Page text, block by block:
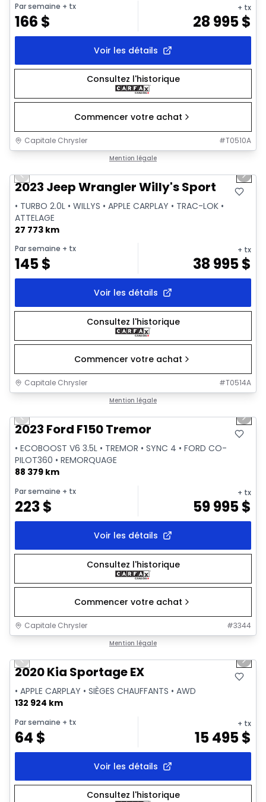
Par semaine + tx
166 $
+ tx
28 995$
Voir les détails
Consultez l'historique
Commencer votre achat
Capitale Chrysler #T0510A
Mention légale
Previous slide Next
2023 Jeep Wrangler Willy's Sport
• TURBO 2.0L • WILLYS • APPLE CARPLAY • TRAC-LOK •
ATTELAGE
27 773 km
Par semaine + tx
145$
+ tx
38 995$
Voir les détails
Consultez l'historique
Commencer votre achat
Capitale Chrysler #T0514A
Mention légale
Previous slide Next
2023 Ford F150 Tremor
• ECOBOOST V6 3.5L • TREMOR • SYNC 4 • FORD CO-
PILOT360 • REMORQUAGE
88 379 km
Par semaine + tx
223$
+ tx
59 995$
Voir les détails
Consultez l'historique
Commencer votre achat
Capitale Chrysler #3344
Mention légale
Previous slide Next
2020 Kia Sportage EX
• APPLE CARPLAY • SIÈGES CHAUFFANTS • AWD
132 924 km
Par semaine + tx
64 $
+ tx
15 495$
Voir les détails
Consultez l'historique